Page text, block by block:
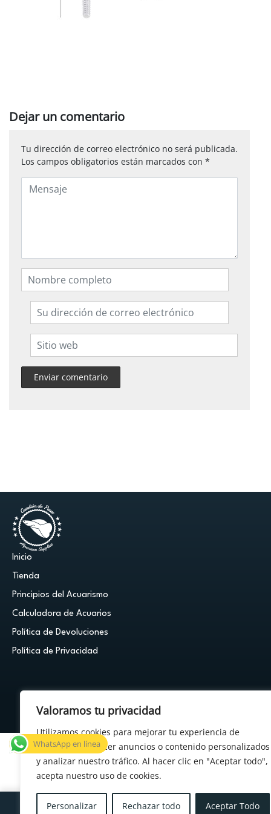
Valoramos tu privacidad
Utilizamos cookies para mejorar tu experiencia de
navegación, ofrecer anuncios o contenido personalizados
y analizar nuestro tráfico. Al hacer clic en "Aceptar todo",
acepta nuestro uso de cookies.
Personalizar Rechazar todo Aceptar Todo
Dejar un comentario
Tu dirección de correo electrónico no será publicada.
Los campos obligatorios están marcados con *
Inicio
Tienda
Principios del Acuarismo
Calculadora de Acuarios
Política de Devoluciones
Política de Privacidad
¿Tenés alguna duda?
WhatsApp en línea